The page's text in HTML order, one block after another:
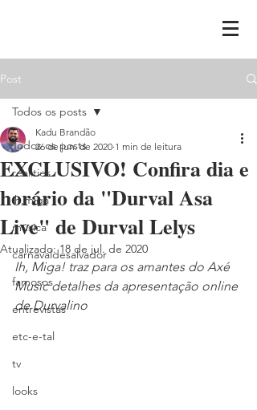
Post
Todos os posts
realities
ih,miga
música
carnavaldesalvador
famosos
entrevistas
etc-e-tal
tv
looks
Todos os posts
EXCLUSIVO! Confira dia e
horário da "Durval Asa
Live" de Durval Lelys
Kadu Brandão
26 de jun. de 2020 1 min de leitura
Atualizado:18 de jul. de 2020
Ih, Miga! traz para os amantes do Axé
Music detalhes da apresentação online
de Durvalino